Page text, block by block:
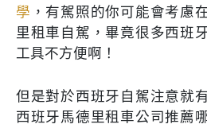
學 ，有駕照的你可能會考慮
里租車自駕，畢竟很多西班
工具不方便啊！
但是對於西班牙自駕注意就
西班牙馬德里租車公司推薦